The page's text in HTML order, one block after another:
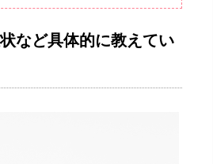
など具体的に教えてい